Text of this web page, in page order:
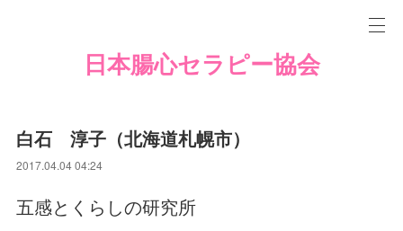
日本腸心セラピー協会
白石 淳子（北海道札幌市）
2017.04.04 04:24
五感とくらしの研究所